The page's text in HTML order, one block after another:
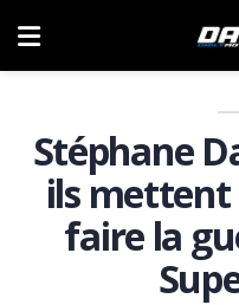
Stéphane
ils mettent
faire la